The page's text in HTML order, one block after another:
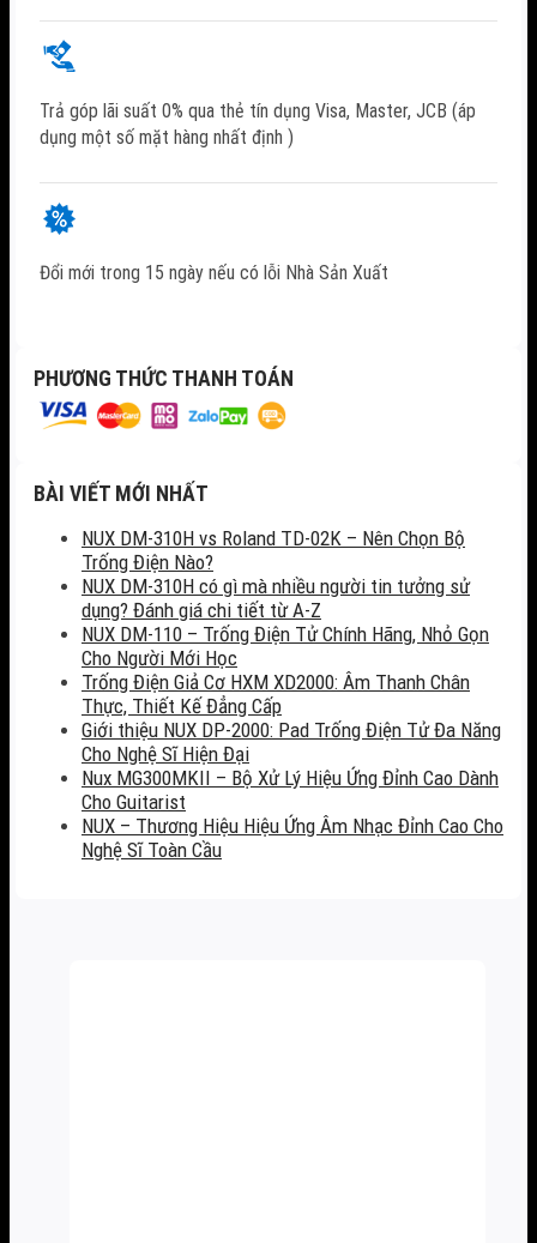
Trả góp lãi suất 0% qua thẻ tín dụng Visa, Master, JCB (áp
dụng một số mặt hàng nhất định )
Đổi mới trong 15 ngày nếu có lỗi Nhà Sản Xuất
PHƯƠNG THỨC THANH TOÁN
BÀI VIẾT MỚI NHẤT
NUX DM-310H vs Roland TD-02K – Nên Chọn Bộ
Trống Điện Nào?
NUX DM-310H có gì mà nhiều người tin tưởng sử
dụng? Đánh giá chi tiết từ A-Z
NUX DM-110 – Trống Điện Tử Chính Hãng, Nhỏ Gọn
Cho Người Mới Học
Trống Điện Giả Cơ HXM XD2000: Âm Thanh Chân
Thực, Thiết Kế Đẳng Cấp
Giới thiệu NUX DP-2000: Pad Trống Điện Tử Đa Năng
Cho Nghệ Sĩ Hiện Đại
Nux MG300MKII – Bộ Xử Lý Hiệu Ứng Đỉnh Cao Dành
Cho Guitarist
NUX – Thương Hiệu Hiệu Ứng Âm Nhạc Đỉnh Cao Cho
Nghệ Sĩ Toàn Cầu